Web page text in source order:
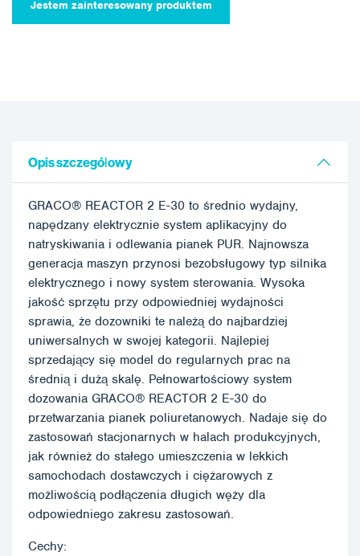
Jestem zainteresowany produktem
Opis szczegółowy
GRACO® REACTOR 2 E-30 to średnio wydajny,
napędzany elektrycznie system aplikacyjny do
natryskiwania i odlewania pianek PUR. Najnowsza
generacja maszyn przynosi bezobsługowy typ silnika
elektrycznego i nowy system sterowania. Wysoka
jakość sprzętu przy odpowiedniej wydajności
sprawia, że dozowniki te należą do najbardziej
uniwersalnych w swojej kategorii. Najlepiej
sprzedający się model do regularnych prac na
średnią i dużą skalę. Pełnowartościowy system
dozowania GRACO® REACTOR 2 E-30 do
przetwarzania pianek poliuretanowych. Nadaje się do
zastosowań stacjonarnych w halach produkcyjnych,
jak również do stałego umieszczenia w lekkich
samochodach dostawczych i ciężarowych z
możliwością podłączenia długich węży dla
odpowiedniego zakresu zastosowań.
Cechy: